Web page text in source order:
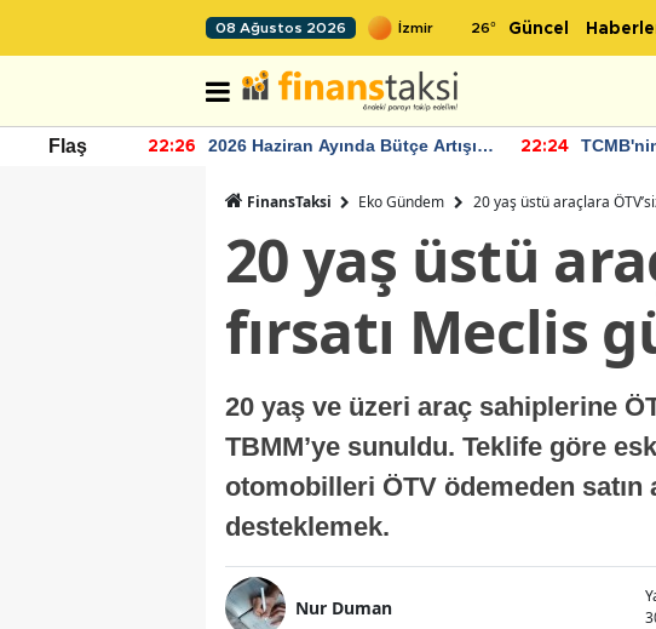
08 Ağustos 2026 26° Güncel
Flaş 22:26
2026 Haziran Ayında Bütçe Artışı
22:24
FinansTaksi Eko Gündem 20 yaş üstü araçlara
20 yaş üstü
fırsatı Meclis
20 yaş ve üzeri araç sahiplerine
TBMM’ye sunuldu. Teklife göre
otomobilleri ÖTV ödemeden
desteklemek.
Nur Duman